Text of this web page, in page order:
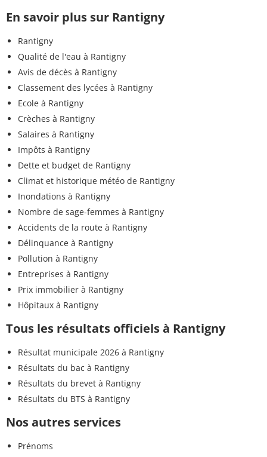
En savoir plus sur Rantigny
Rantigny
Qualité de l'eau à Rantigny
Avis de décès à Rantigny
Classement des lycées à Rantigny
Ecole à Rantigny
Crèches à Rantigny
Salaires à Rantigny
Impôts à Rantigny
Dette et budget de Rantigny
Climat et historique météo de Rantigny
Inondations à Rantigny
Nombre de sage-femmes à Rantigny
Accidents de la route à Rantigny
Délinquance à Rantigny
Pollution à Rantigny
Entreprises à Rantigny
Prix immobilier à Rantigny
Hôpitaux à Rantigny
Tous les résultats officiels à Rantigny
Résultat municipale 2026 à Rantigny
Résultats du bac à Rantigny
Résultats du brevet à Rantigny
Résultats du BTS à Rantigny
Nos autres services
Prénoms